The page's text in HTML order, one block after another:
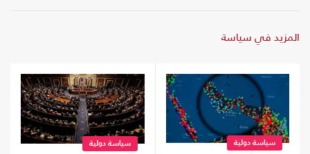
المزيد في سياسة
سياسة دولية سياسة دولية